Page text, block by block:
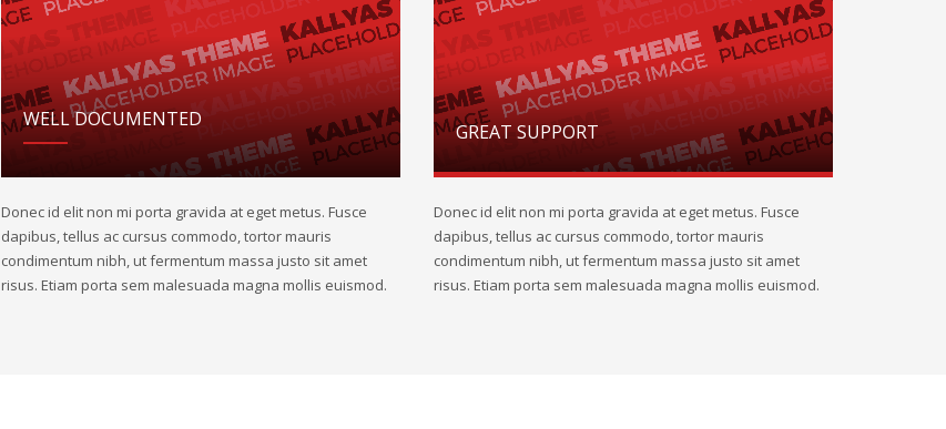
WELL DOCUMENTED
Donec id elit non mi porta gravida at eget metus. Fusce
dapibus, tellus ac cursus commodo, tortor mauris
condimentum nibh, ut fermentum massa justo sit amet
risus. Etiam porta sem malesuada magna mollis euismod.
GREAT SUPPORT
Donec id elit non mi porta gravida at eget metus. Fusce
dapibus, tellus ac cursus commodo, tortor mauris
condimentum nibh, ut fermentum massa justo sit amet
risus. Etiam porta sem malesuada magna mollis euismod.